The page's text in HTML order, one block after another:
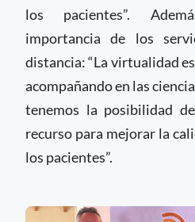
los pacientes”.
importancia de los
distancia: “La virtualidad
acompañando en las
tenemos la posibilidad
recurso para mejorar la
los pacientes”.